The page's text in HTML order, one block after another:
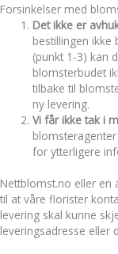
Forsinkelser med
Det ikke er
bestillingen ikke
(punkt 1-3) kan
blomsterbudet
tilbake til
ny levering.
Vi får ikke tak i
for ytterligere
Nettblomst.no eller en
til at våre florister
levering skal kunne
leveringsadresse eller